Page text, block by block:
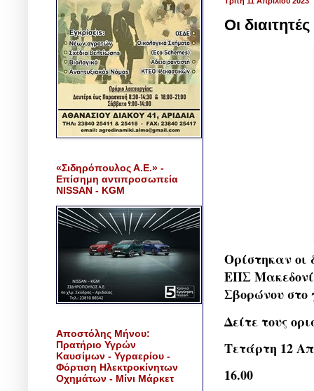
Οι
Ορίστηκαν οι
ΕΠΣ
Σβορώνου στο
Δείτε τους
Τετάρτη 12
16.00
«Σιδηρόπουλος Α.Ε.» -
Επίσημη αντιπροσωπεία
NISSAN - KGM
Αποστόλης Μήνου:
Πρατήριο Υγρών
Καυσίμων - Υγραερίου -
Φόρτιση Ηλεκτροκίνητων
Οχημάτων - Μίνι Μάρκετ